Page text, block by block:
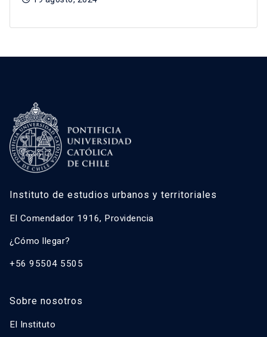
Instituto de estudios urbanos y territoriales
El Comendador 1916, Providencia
¿Cómo llegar?
+56 95504 5505
Sobre nosotros
El Instituto